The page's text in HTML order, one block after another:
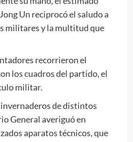
Un reciprocó el saludo a
militares y la multitud que
recorrieron el
los cuadros del partido, el
militar.
invernaderos de distintos
General averiguó en
aparatos técnicos, que